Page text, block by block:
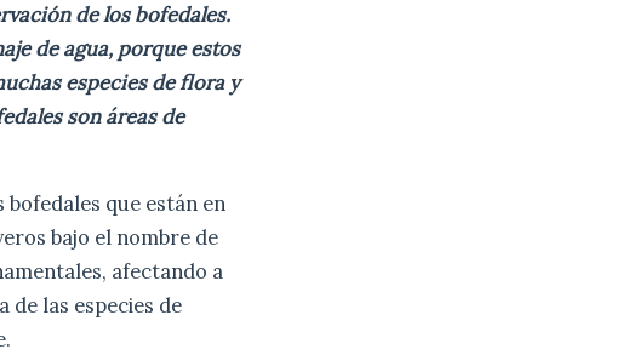
de los bofedales.
de agua, porque estos
especies de flora y
son áreas de
que están en
bajo el nombre de
afectando a
de las especies de